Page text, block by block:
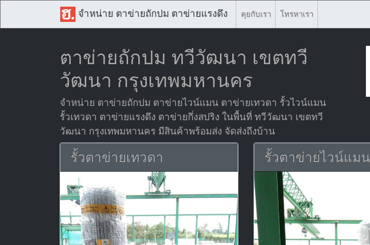
จำหน่าย ตาข่ายถักปม ตาข่ายแรงดึง คุยกับเรา โทรหาเรา
ตาข่ายถักปม ทวีวัฒนา เขตทวี
วัฒนา กรุงเทพมหานคร
จำหน่าย ตาข่ายถักปม ตาข่ายไวน์แมน ตาข่ายเทวดา รั้วไวน์แมน
รั้วเทวดา ตาข่ายแรงดึง ตาข่ายกึ่งสปริง ในพื้นที่ ทวีวัฒนา เขตทวี
วัฒนา กรุงเทพมหานคร มีสินค้าพร้อมส่ง จัดส่งถึงบ้าน
รั้วตาข่ายเทวดา รั้วตาข่ายไวน์แมน